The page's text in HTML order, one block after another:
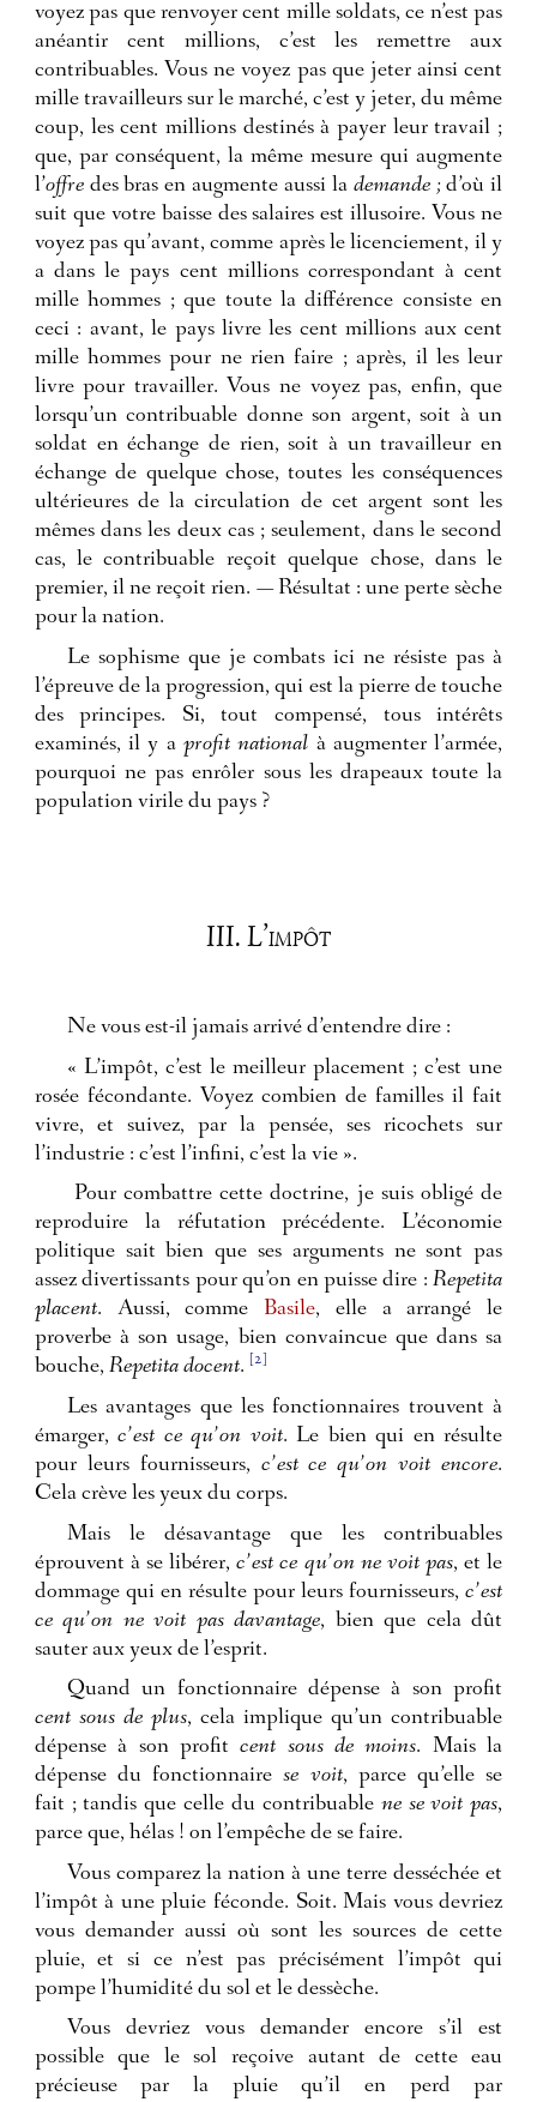
voyez pas que renvoyer cent mille soldats, ce n’est pas
anéantir cent millions, c’est les remettre aux
contribuables. Vous ne voyez pas que jeter ainsi cent
mille travailleurs sur le marché, c’est y jeter, du même
coup, les cent millions destinés à payer leur travail ;
que, par conséquent, la même mesure qui augmente
l’offredes bras en augmente aussi la demande ; d’où il
suit que votre baisse des salaires est illusoire. Vous ne
voyez pas qu’avant, comme après le licenciement, il y
a dans le pays cent millions correspondant à cent
mille hommes ; que toute la différence consiste en
ceci : avant, le pays livre les cent millions aux cent
mille hommes pour ne rien faire ; après, il les leur
livre pour travailler. Vous ne voyez pas, enfin, que
lorsqu’un contribuable donne son argent, soit à un
soldat en échange de rien, soit à un travailleur en
échange de quelque chose, toutes les conséquences
ultérieures de la circulation de cet argent sont les
mêmes dans les deux cas ; seulement, dans le second
cas, le contribuable reçoit quelque chose, dans le
premier, il ne reçoit rien. — Résultat : une perte sèche
pour la nation.
Le sophisme que je combats ici ne résiste pas à
l’épreuve de la progression, qui est la pierre de touche
des principes. Si, tout compensé, tous intérêts
examinés, il y a profit national à augmenter l’armée,
pourquoi ne pas enrôler sous les drapeaux toute la
population virile du pays ?
III. L’impôt
Ne vous est-il jamais arrivé d’entendre dire :
« L’impôt, c’est le meilleur placement ; c’est une
rosée fécondante. Voyez combien de familles il fait
vivre, et suivez, par la pensée, ses ricochets sur
l’industrie : c’est l’infini, c’est la vie ».
Pour combattre cette doctrine, je suis obligé de
reproduire la réfutation précédente. L’économie
politique sait bien que ses arguments ne sont pas
assez divertissants pour qu’on en puisse dire :Repetita
placent. Aussi, comme Basile, elle a arrangé le
proverbe à son usage, bien convaincue que dans sa
bouche, Repetita docent. [2]
Les avantages que les fonctionnaires trouvent à
émarger,c’est ce qu’on voit. Le bien qui en résulte
pour leurs fournisseurs, c’est ce qu’on voit encore.
Cela crève les yeux du corps.
Mais le désavantage que les contribuables
éprouvent à se libérer,c’est ce qu’on ne voit pas, et le
dommage qui en résulte pour leurs fournisseurs,c’est
ce qu’on ne voit pas davantage, bien que cela dût
sauter aux yeux de l’esprit.
Quand un fonctionnaire dépense à son profit
cent sous de plus, cela implique qu’un contribuable
dépense à son profitcent sous de moins. Mais la
dépense du fonctionnairese voit, parce qu’elle se
fait ; tandis que celle du contribuable ne se voit pas,
parce que, hélas ! on l’empêche de se faire.
Vous comparez la nation à une terre desséchée et
l’impôt à une pluie féconde. Soit. Mais vous devriez
vous demander aussi où sont les sources de cette
pluie, et si ce n’est pas précisément l’impôt qui
pompe l’humidité du sol et le dessèche.
Vous devriez vous demander encore s’il est
possible que le sol reçoive autant de cette eau
précieuse par la pluie qu’il en perd par